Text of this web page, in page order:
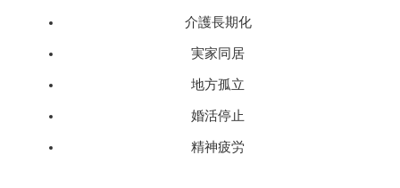
介護長期化
実家同居
地方孤立
婚活停止
精神疲労